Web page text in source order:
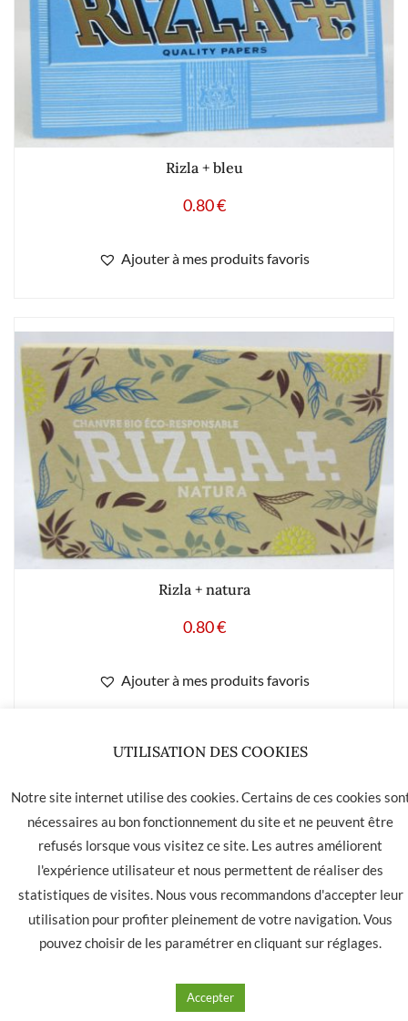
Rizla + bleu
0.80€
Ajouter à mes produits favoris
Rizla + natura
0.80€
Ajouter à mes produits favoris
LA HAVANE 40 bis rue des Tilleuls 30900 NIMES - Tél: 04 66
05 01 31
UTILISATION DES COOKIES
Notre site internet utilise des cookies. Certains de ces cookies
nécessaires au bon fonctionnement du site et ne peuvent être
refusés lorsque vous visitez ce site. Les autres améliorent
l'expérience utilisateur et nous permettent de réaliser des
statistiques de visites. Nous vous recommandons d'accepter leur
utilisation pour profiter pleinement de votre navigation. Vous
pouvez choisir de les paramétrer en cliquant sur réglages.
Accepter